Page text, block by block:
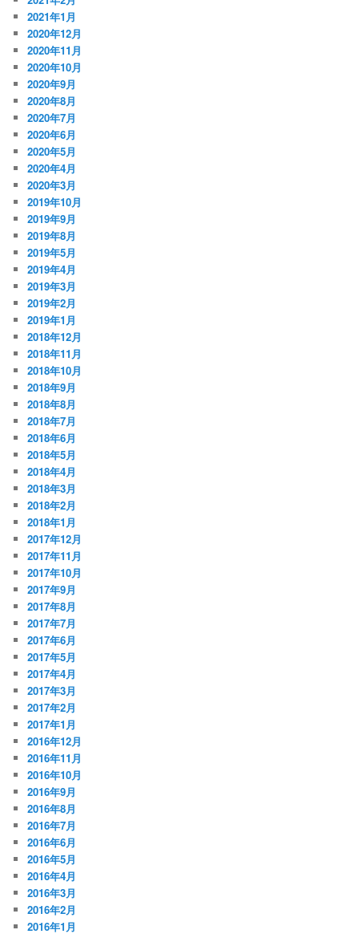
2021年1月
2020年12月
2020年11月
2020年10月
2020年9月
2020年8月
2020年7月
2020年6月
2020年5月
2020年4月
2020年3月
2019年10月
2019年9月
2019年8月
2019年5月
2019年4月
2019年3月
2019年2月
2019年1月
2018年12月
2018年11月
2018年10月
2018年9月
2018年8月
2018年7月
2018年6月
2018年5月
2018年4月
2018年3月
2018年2月
2018年1月
2017年12月
2017年11月
2017年10月
2017年9月
2017年8月
2017年7月
2017年6月
2017年5月
2017年4月
2017年3月
2017年2月
2017年1月
2016年12月
2016年11月
2016年10月
2016年9月
2016年8月
2016年7月
2016年6月
2016年5月
2016年4月
2016年3月
2016年2月
2016年1月